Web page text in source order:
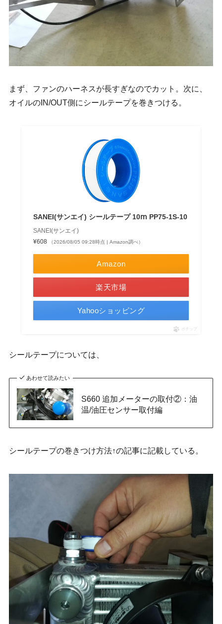
まず、ファンのハーネスが長すぎなのでカット。次に、
オイルのIN/OUT側にシールテープを巻きつける。
SANEI(サンエイ) シールテープ 10ⅿ PP75-1S-10
SANEI(サンエイ)
¥608
（2026/08/05 09:28時点 | Amazon調べ）
Amazon
楽天市場
Yahooショッピング
ポチップ
シールテープについては、
あわせて読みたい
S660 追加メーターの取付②：油
温/油圧センサー取付編
シールテープの巻きつけ方法↑の記事に記載している。